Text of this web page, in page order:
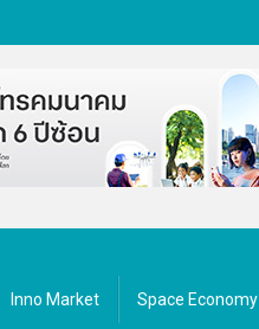
Inno Market Space Economy